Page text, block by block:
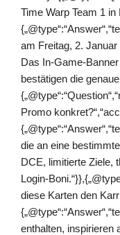
Time Warp Team 1 in
am Freitag, 2.
Das In-Game-
bestätigen die
Promo
die an eine
DCE, limitierte Ziele,
Login-
diese Karten den
enthalten, inspirieren